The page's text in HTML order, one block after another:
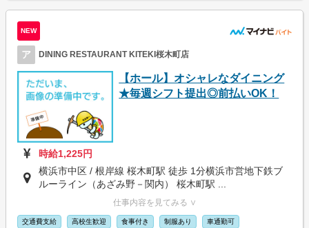
NEW
ア DINING RESTAURANT KITEKI桜木町店
【ホール】オシャレなダイニング
★毎週シフト提出◎前払いOK！
時給1,225円
横浜市中区 / 根岸線 桜木町駅 徒歩 1分横浜市営地下鉄ブ
ルーライン（あざみ野－関内） 桜木町駅 ...
仕事内容を見てみる ∨
交通費支給 高校生歓迎 食事付き 制服あり 車通勤可